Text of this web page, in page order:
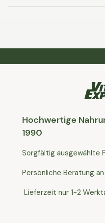
Hochwertige
1990
Sorgfältig ausgewählte
Persönliche Beratung
Lieferzeit nur 1-2